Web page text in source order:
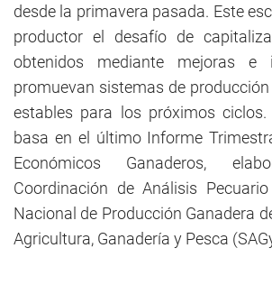
desde la primavera pasada. Este
productor el desafío de
obtenidos mediante mejoras e
promuevan sistemas de
estables para los próximos
basa en el último Informe
Económicos Ganaderos,
Coordinación de Análisis
Nacional de Producción Ganadera
Agricultura, Ganadería y Pesca